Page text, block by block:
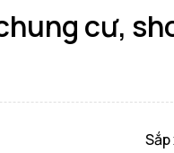
cư,